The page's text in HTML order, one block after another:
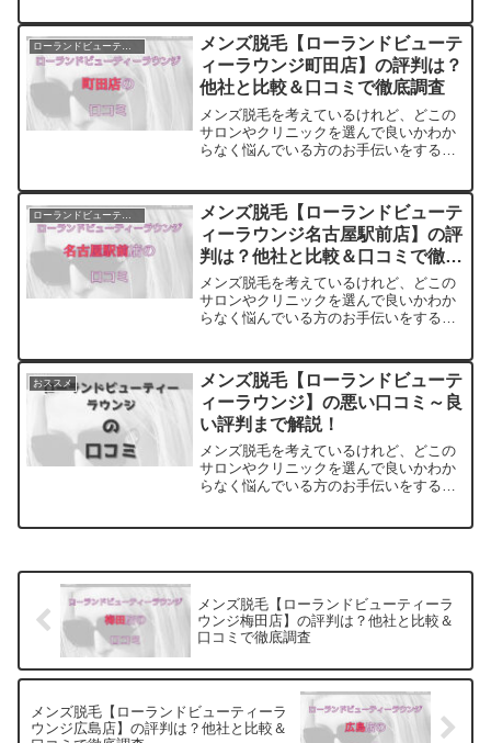
た。他のサロンやクリニックとの比較も
できます。アクセスも解説
ローランドビューティーラウンジ
メンズ脱毛【ローランドビューテ
ィーラウンジ町田店】の評判は？
他社と比較＆口コミで徹底調査
メンズ脱毛を考えているけれど、どこの
サロンやクリニックを選んで良いかわか
らなく悩んでいる方のお手伝いをするサ
た。他のサロンやクリニックとの比較も
できます。アクセスも解説
メンズ脱毛【ローランドビューテ
ィーラウンジ名古屋駅前店】の評
判は？他社と比較＆口コミで徹底
調査
メンズ脱毛を考えているけれど、どこの
サロンやクリニックを選んで良いかわか
らなく悩んでいる方のお手伝いをするサ
た。他のサロンやクリニックとの比較も
できます。アクセスも解説
おススメ
メンズ脱毛【ローランドビューテ
ィーラウンジ】の悪い口コミ～良
い評判まで解説！
メンズ脱毛を考えているけれど、どこの
サロンやクリニックを選んで良いかわか
らなく悩んでいる方のお手伝いをするサ
メンズ脱毛【ローランドビューティーラ
ウンジ梅田店】の評判は？他社と比較＆
口コミで徹底調査
メンズ脱毛【ローランドビューティーラ
ウンジ広島店】の評判は？他社と比較＆